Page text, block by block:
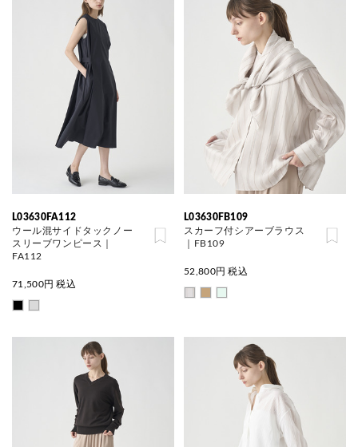
L03630FA112
ウール混サイドタックノー
スリーブワンピース｜
FA112
71,500円 税込
L03630FB109
スカーフ付シアーブラウス
｜FB109
52,800円 税込